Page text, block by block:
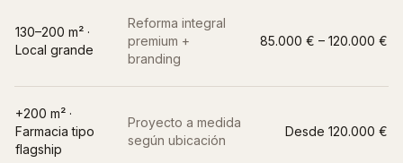
130–200 m² ·
Local grande
Reforma integral
premium +
branding
85.000 € – 120.000 €
+200 m² ·
Farmacia tipo
flagship
Proyecto a medida
según ubicación
Desde 120.000 €